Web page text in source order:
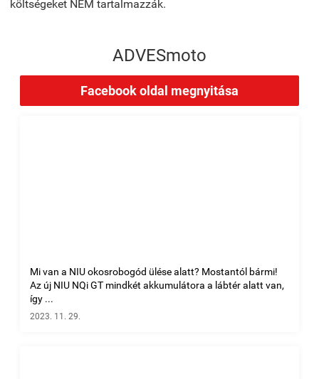
költségeket NEM tartalmazzák.
ADVESmoto
Facebook oldal megnyitása
Mi van a NIU okosrobogód ülése alatt? Mostantól bármi!
Az új NIU NQi GT mindkét akkumulátora a lábtér alatt van,
így ...
2023. 11. 29.